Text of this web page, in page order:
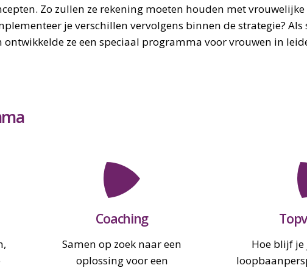
Zo zullen ze rekening moeten houden met
je verschillen vervolgens binnen de strategie?
ze een speciaal programma voor vrouwen in
Coaching
Samen op zoek naar een
oplossing voor een
Hoe blijf je